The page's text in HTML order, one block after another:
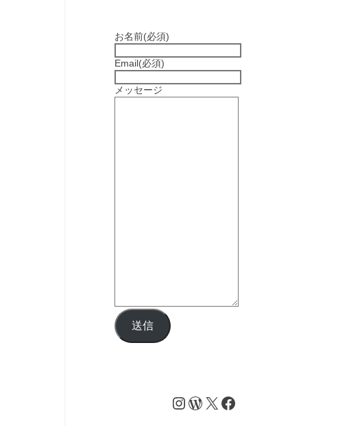
お名前(必須)
Email(必須)
メッセージ
送信